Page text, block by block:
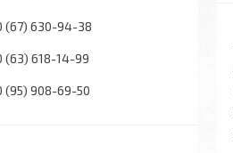
(67) 630-94-38
(63) 618-14-99
(95) 908-69-50